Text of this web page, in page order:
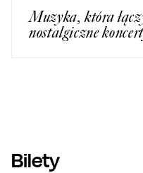
Muzyka, która
nostalgiczne
Bilety